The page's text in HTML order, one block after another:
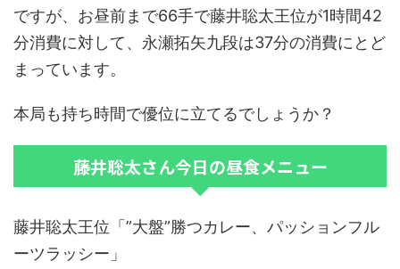
ですが、お昼前まで66手で藤井聡太王位が1時間42
分消費に対して、永瀬拓矢九段は37分の消費にとど
まっています。
本局も持ち時間で優位に立てるでしょうか？
藤井聡太さん今日の昼食メニュー
藤井聡太王位「”大盤”勝つカレー、パッションフル
ーツラッシー」